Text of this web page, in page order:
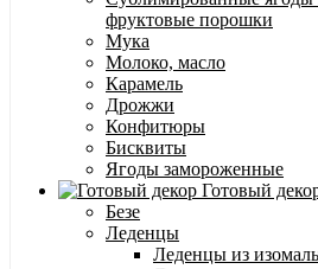
фруктовые порошки
Мука
Молоко, масло
Карамель
Дрожжи
Конфитюры
Бисквиты
Ягоды замороженные
Готовый
Безе
Леденцы
Леденцы из